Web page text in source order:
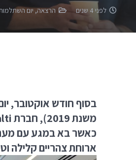
לפני 4 שנים הרצאה,יום
ארוחת צהריים קלילה